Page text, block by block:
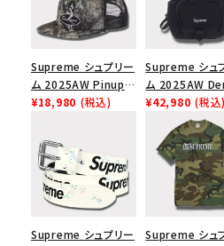
Supreme シュプリー
ム 2025AW Pinup
Mesh Back 5-Panel
ュバック 5パネルキャ
ップ トゥルーティン
バーHTC フォールカ
¥18,980 (税込)
Supreme シュ
ム 2025AW
Backpack デニ
ックパック ブラ
¥42,980 (税込)
Supreme シュプリー
Supreme シュ